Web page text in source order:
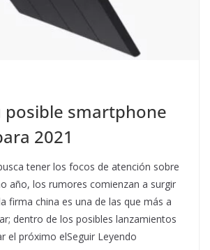
posible smartphone
2021
tener los focos de atención sobre
año, los rumores comienzan a surgir
firma china es una de las que más a
dentro de los posibles lanzamientos
el próximo elSeguir Leyendo